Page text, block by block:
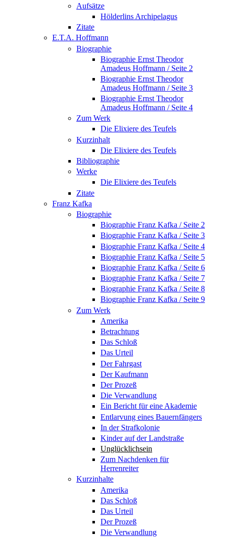
Aufsätze
Hölderlins Archipelagus
Zitate
E.T.A. Hoffmann
Biographie
Biographie Ernst Theodor
Amadeus Hoffmann / Seite 2
Biographie Ernst Theodor
Amadeus Hoffmann / Seite 3
Biographie Ernst Theodor
Amadeus Hoffmann / Seite 4
Zum Werk
Die Elixiere des Teufels
Kurzinhalt
Die Elixiere des Teufels
Bibliographie
Werke
Die Elixiere des Teufels
Zitate
Franz Kafka
Biographie
Biographie Franz Kafka / Seite 2
Biographie Franz Kafka / Seite 3
Biographie Franz Kafka / Seite 4
Biographie Franz Kafka / Seite 5
Biographie Franz Kafka / Seite 6
Biographie Franz Kafka / Seite 7
Biographie Franz Kafka / Seite 8
Biographie Franz Kafka / Seite 9
Zum Werk
Amerika
Betrachtung
Das Schloß
Das Urteil
Der Fahrgast
Der Kaufmann
Der Prozeß
Die Verwandlung
Ein Bericht für eine Akademie
Entlarvung eines Bauernfängers
In der Strafkolonie
Kinder auf der Landstraße
Unglücklichsein
Zum Nachdenken für
Herrenreiter
Kurzinhalte
Amerika
Das Schloß
Das Urteil
Der Prozeß
Die Verwandlung